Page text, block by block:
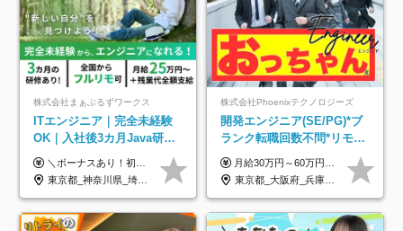
株式会社まぁぶるずワークス
ITエンジニア｜完全未経験
OK｜入社後3カ月Java研修
｜リモート率8割以上｜充実
のキャリア支援｜残業月10h
＼ボーナスあり！初年度から年収300万円以上／ ■月給25万円～35万円＋残業代全額支給＋各種手当＋賞与年1回 ◎経験・年齢・スキルなどを考慮し、できるだけ優遇します ◎試用期間中(3カ月)は契約社員で、月給21万円＋諸手当になります。 (試用期間中は残業が発生しません。その他の待遇に変更はありません) ----------------- ＼3つの評価軸！実力次第で早期収入アップ！／ 【1】スキル(IT理解、実装力、設計) 【2】実務力(現場評価、コミュ力、品質) 【3】姿勢(自走力、意欲、責任感) この3つの評価軸で、3カ月ごとに評価。社内グレードにより、給与が決まる明確な仕組みです。何ができれば給与が上がるのか分かりやすく、実力や努力次第で早期に収入を増やせます！ 【固定残業代について】 なし（残業代は、実際の労働時間に応じて別途全額支給）
東京都_神奈川県_埼玉県_千葉県_大阪府_愛知県_北海道_青森県_岩手県_宮城県_秋田県_山形県_福島県_茨城県_栃木県_群馬県_新潟県_山梨県_長野県_富山県_石川県_福井県_静岡県_岐阜県_三重県_兵庫県_京都府_滋賀県_奈良県_和歌山県_広島県_岡山県_鳥取県_島根県_山口県_徳島県_香川県_愛媛県_高知県_福岡県_熊本県_佐賀県_長崎県_大分県_宮崎県_鹿児島県_沖縄県
株式会社Phoenixテクノロジーズ
開発エンジニア(SE/PG)*ブ
ランク転職回数不問*リモー
ト案件多数*残業ほぼ0*通院
のための半休制度あり
月給30万円～60万円+住宅手当+職能手当+役職手当+決算賞与+報奨金 ※経験・能力を考慮し、優遇します ※給与には20時間分のみなし時間外手当(3万7000円以上)を含みます(超過時間分は別途追加支給) ※試用期間3～6ヵ月あり(その間の給与、待遇に差異なし) ※場合によって契約社員での採用の可能性あり(面接時に応相談)
東京都_大阪府_兵庫県_京都府_福岡県